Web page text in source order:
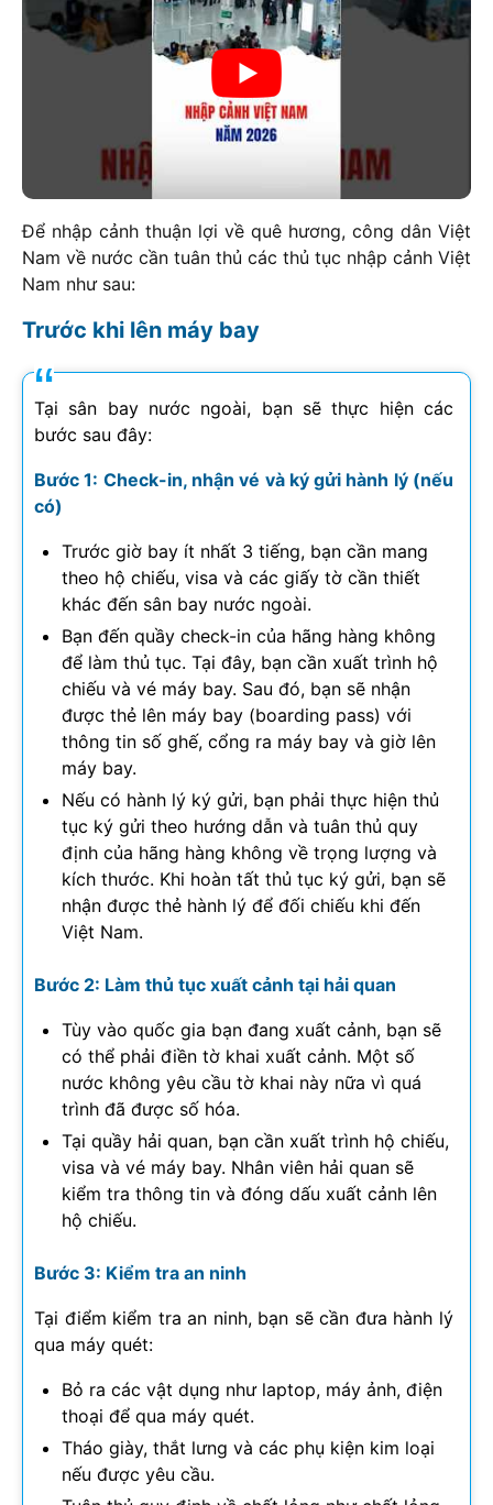
Để nhập cảnh thuận lợi về quê hương, công dân Việt
Nam về nước cần tuân thủ các thủ tục nhập cảnh Việt
Nam như sau:
Trước khi lên máy bay
Tại sân bay nước ngoài, bạn sẽ thực hiện các
bước sau đây:
Bước 1: Check-in, nhận vé và ký gửi hành lý (nếu
có)
Trước giờ bay ít nhất 3 tiếng, bạn cần mang
theo hộ chiếu, visa và các giấy tờ cần thiết
khác đến sân bay nước ngoài.
Bạn đến quầy check-in của hãng hàng không
để làm thủ tục. Tại đây, bạn cần xuất trình hộ
chiếu và vé máy bay. Sau đó, bạn sẽ nhận
được thẻ lên máy bay (boarding pass) với
thông tin số ghế, cổng ra máy bay và giờ lên
máy bay.
Nếu có hành lý ký gửi, bạn phải thực hiện thủ
tục ký gửi theo hướng dẫn và tuân thủ quy
định của hãng hàng không về trọng lượng và
kích thước. Khi hoàn tất thủ tục ký gửi, bạn sẽ
nhận được thẻ hành lý để đối chiếu khi đến
Việt Nam.
Bước 2: Làm thủ tục xuất cảnh tại hải quan
Tùy vào quốc gia bạn đang xuất cảnh, bạn sẽ
có thể phải điền tờ khai xuất cảnh. Một số
nước không yêu cầu tờ khai này nữa vì quá
trình đã được số hóa.
Tại quầy hải quan, bạn cần xuất trình hộ chiếu,
visa và vé máy bay. Nhân viên hải quan sẽ
kiểm tra thông tin và đóng dấu xuất cảnh lên
hộ chiếu.
Bước 3: Kiểm tra an ninh
Tại điểm kiểm tra an ninh, bạn sẽ cần đưa hành lý
qua máy quét:
Bỏ ra các vật dụng như laptop, máy ảnh, điện
thoại để qua máy quét.
Tháo giày, thắt lưng và các phụ kiện kim loại
nếu được yêu cầu.